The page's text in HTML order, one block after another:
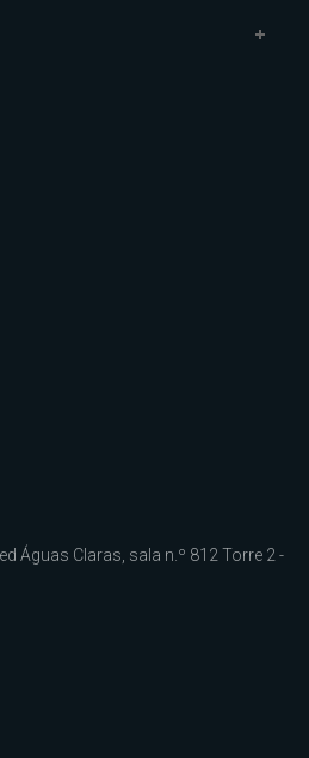
Águas Claras, sala n.º 812 Torre 2 -